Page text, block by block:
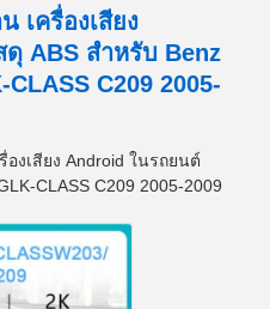
เครื่องเสียง
ABS สำหรับ Benz
C209 2005-
งเสียง Android ในรถยนต์
CLASS C209 2005-2009